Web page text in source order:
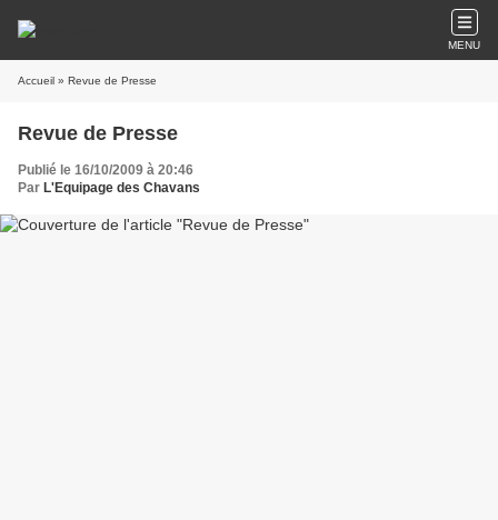
MENU
Accueil » Revue de Presse
Revue de Presse
Publié le 16/10/2009 à 20:46
Par L'Equipage des Chavans